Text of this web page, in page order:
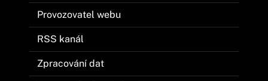
Provozovatel webu
RSS kanál
Zpracování dat